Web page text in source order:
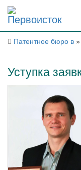
Патентное бюро в »
Уступка